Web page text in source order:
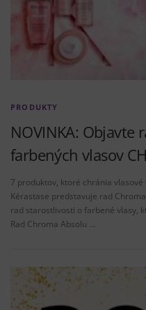
PRODUKTY
NOVINKA: Objavte
farbených vlasov
7 produktov, ktoré chránia
Kérastase predstavuje rad
rad starostlivosti o farbené vlasy,
Rad Chroma Absolu …